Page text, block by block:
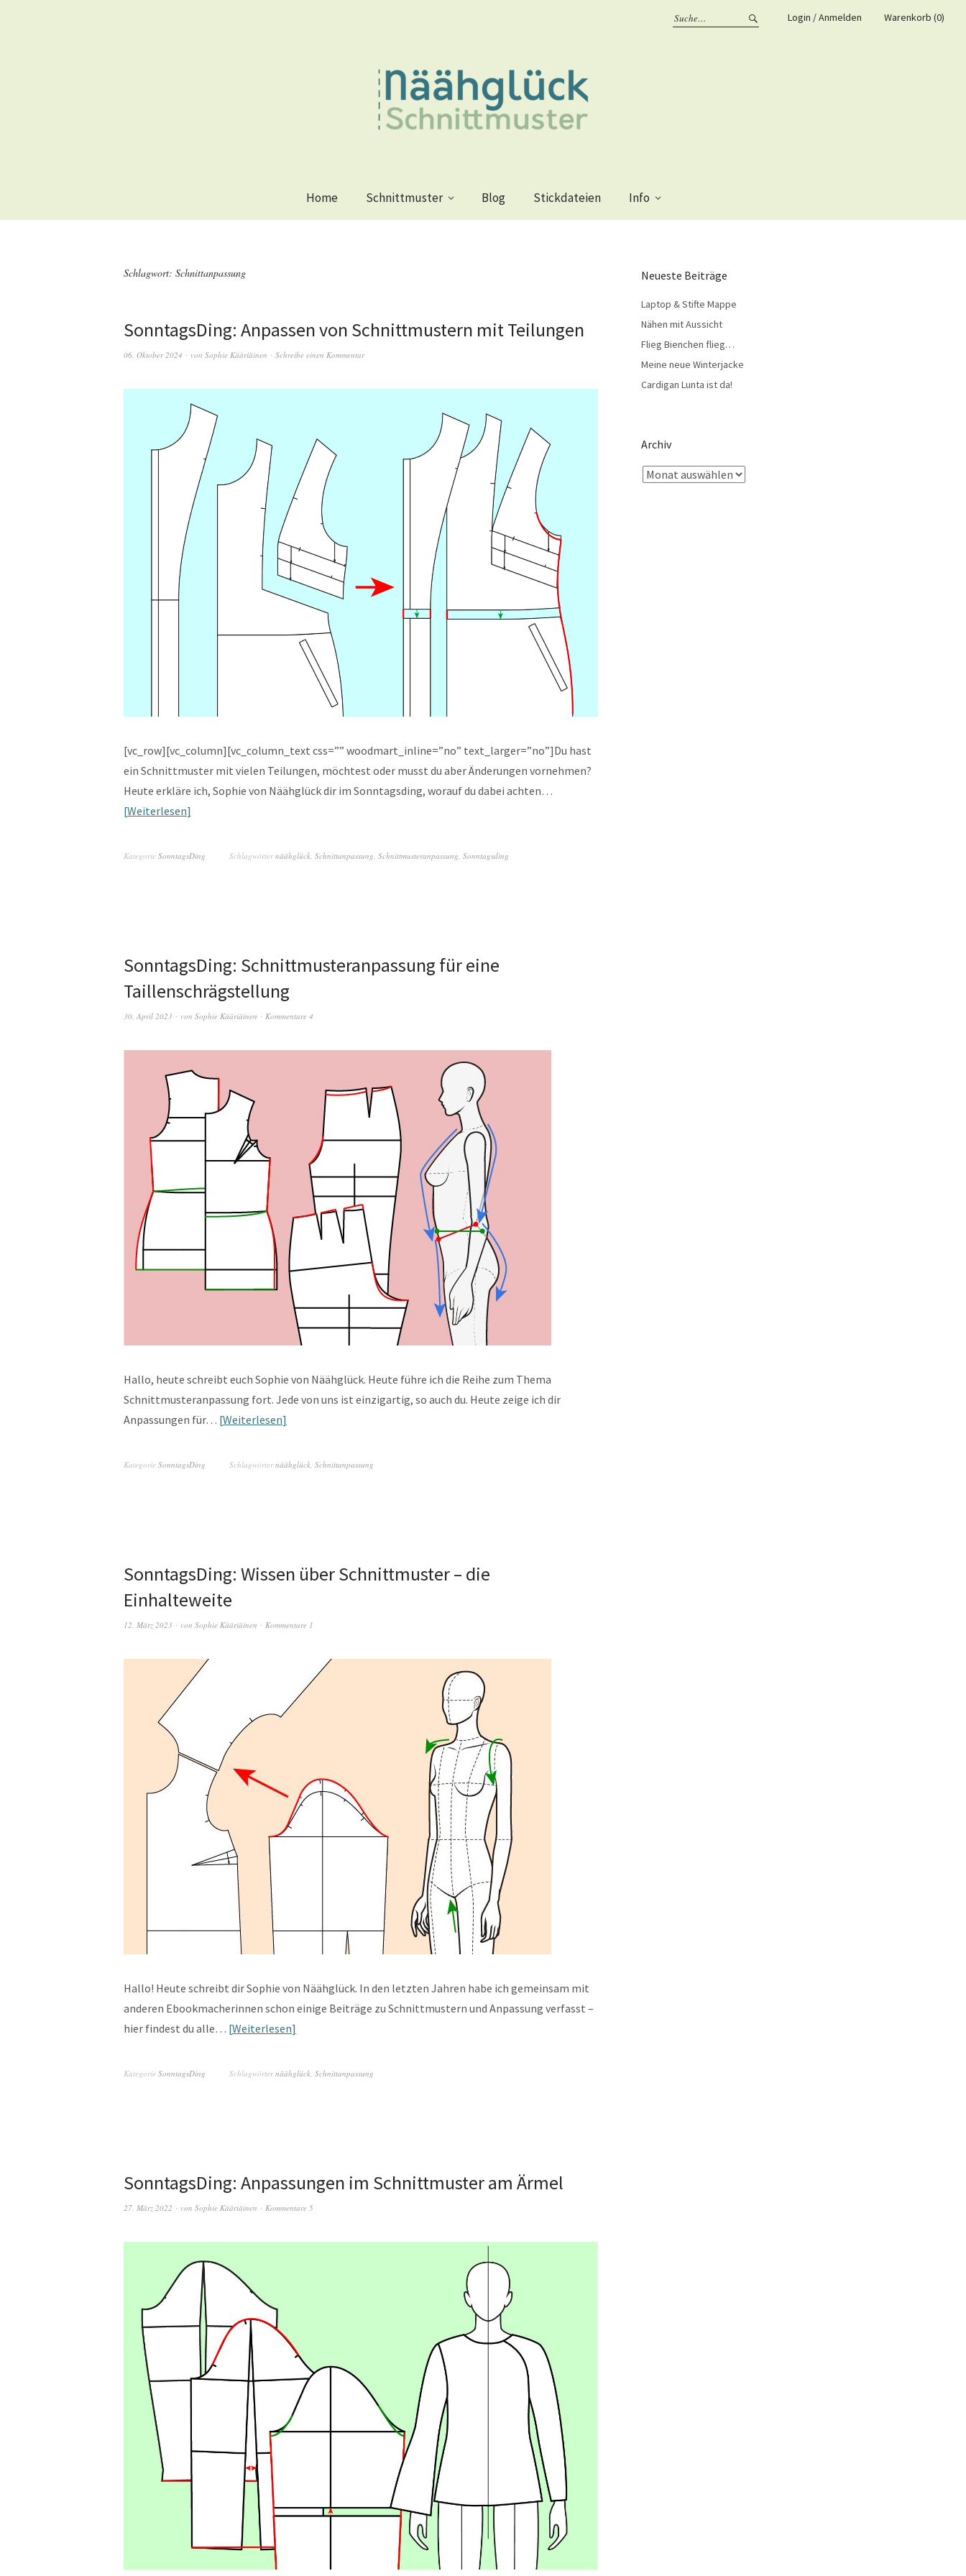
Login / Anmelden Warenkorb (0)
Home Schnittmuster Blog Stickdateien Info
Schlagwort: Schnittanpassung
SonntagsDing: Anpassen von Schnittmustern mit Teilungen
06. Oktober 2024 von Sophie Kääriäinen Schreibe einen Kommentar
[vc_row][vc_column][vc_column_text css=”” woodmart_inline=”no” text_larger=”no”]Du hast
ein Schnittmuster mit vielen Teilungen, möchtest oder musst du aber Änderungen vornehmen?
Heute erkläre ich, Sophie von Näähglück dir im Sonntagsding, worauf du dabei achten…
Weiterlesen
Kategorie SonntagsDing Schlagwörternäähglück Schnittanpassung Schnittmusteranpassung Sonntagsding
SonntagsDing: Schnittmusteranpassung für eine
Taillenschrägstellung
30. April 2023 von Sophie Kääriäinen Kommentare 4
Hallo, heute schreibt euch Sophie von Näähglück. Heute führe ich die Reihe zum Thema
Schnittmusteranpassung fort. Jede von uns ist einzigartig, so auch du. Heute zeige ich dir
Anpassungen für… Weiterlesen
Kategorie SonntagsDing Schlagwörternäähglück Schnittanpassung
SonntagsDing: Wissen über Schnittmuster – die
Einhalteweite
12. März 2023 von Sophie Kääriäinen Kommentare 1
Hallo! Heute schreibt dir Sophie von Näähglück. In den letzten Jahren habe ich gemeinsam mit
anderen Ebookmacherinnen schon einige Beiträge zu Schnittmustern und Anpassung verfasst –
hier findest du alle… Weiterlesen
Kategorie SonntagsDing Schlagwörternäähglück Schnittanpassung
SonntagsDing: Anpassungen im Schnittmuster am Ärmel
27. März 2022 von Sophie Kääriäinen Kommentare 5
Neueste Beiträge
Laptop & Stifte Mappe
Nähen mit Aussicht
Flieg Bienchen flieg…
Meine neue Winterjacke
Cardigan Lunta ist da!
Archiv